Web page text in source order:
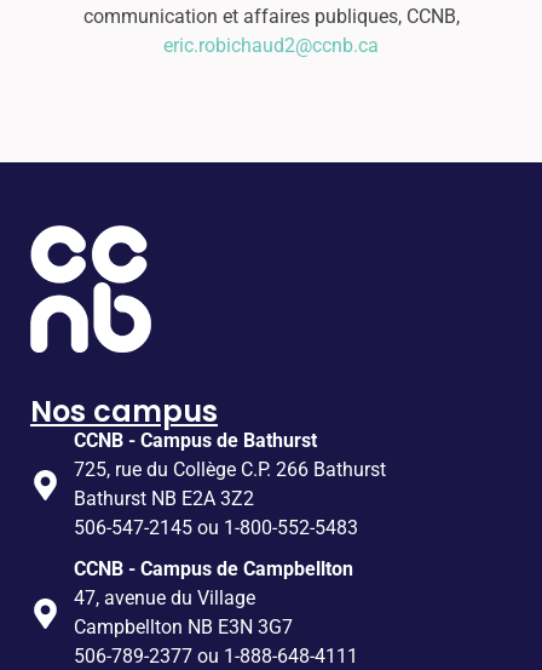
communication et affaires publiques, CCNB,
eric.robichaud2@ccnb.ca
Nos campus
CCNB - Campus de Bathurst
725, rue du Collège C.P. 266 Bathurst
Bathurst NB E2A 3Z2
506-547-2145 ou 1-800-552-5483
CCNB - Campus de Campbellton
47, avenue du Village
Campbellton NB E3N 3G7
506-789-2377 ou 1-888-648-4111